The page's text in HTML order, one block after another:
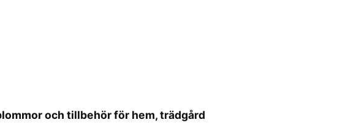
och tillbehör för hem, trädgård